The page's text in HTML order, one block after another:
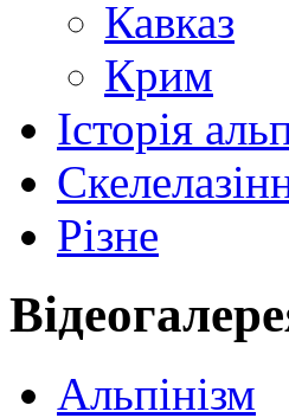
Кавказ
Крим
Історія
Різне
Альпінізм